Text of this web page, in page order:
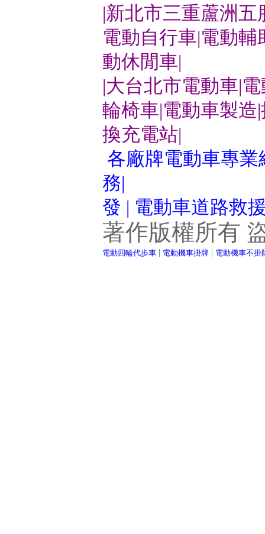
|新北市三重蘆洲
電動自行車|電動
動休閒車|
|大台北市電動車|
輪椅車|電動車製造
換充電站|
各廠牌電動車專
務|
發 | 電動車道路救
著作版權所有
電動四輪代步車 | 電動機車掛牌 | 電動機車不掛